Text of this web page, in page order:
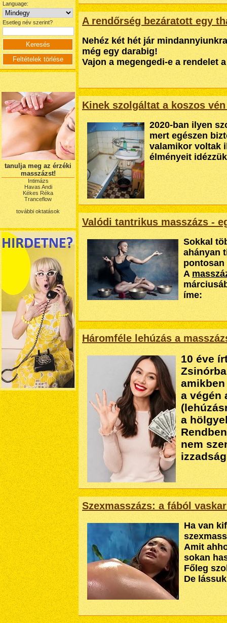
Language:
Esetleg név szerint?
tanulja meg az érzéki
masszázst!
Intimázs
Havas Andi
Kékes Réka
Tranceflow
további oktatások
A rendőrség bezáratott egy
Nehéz két hét jár
még egy darabig!
Vajon a megengedi-e a rendelet
Kinek szolgáltat a koszos
2020-ban ilyen
mert egészen
valamikor voltak
élményeit
Valódi tantrikus masszázs -
Sokkal
ahányan
pontosan
A
íme:
Háromféle lehúzás a
10 éve
a végén
a
nem
Szexmasszázs: a fából
Ha van
Amit
sokan
Főleg
De